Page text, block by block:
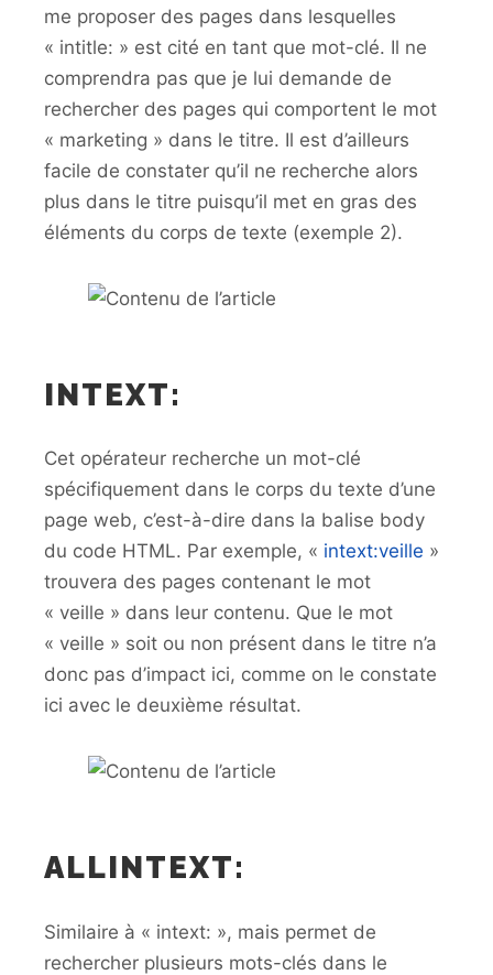
me proposer des pages dans lesquelles
« intitle: » est cité en tant que mot-clé. Il ne
comprendra pas que je lui demande de
rechercher des pages qui comportent le mot
« marketing » dans le titre. Il est d’ailleurs
facile de constater qu’il ne recherche alors
plus dans le titre puisqu’il met en gras des
éléments du corps de texte (exemple 2).
INTEXT:
Cet opérateur recherche un mot-clé
spécifiquement dans le corps du texte d’une
page web, c’est-à-dire dans la balise body
du code HTML. Par exemple, « intext:veille »
trouvera des pages contenant le mot
« veille » dans leur contenu. Que le mot
« veille » soit ou non présent dans le titre n’a
donc pas d’impact ici, comme on le constate
ici avec le deuxième résultat.
ALLINTEXT:
Similaire à « intext: », mais permet de
rechercher plusieurs mots-clés dans le